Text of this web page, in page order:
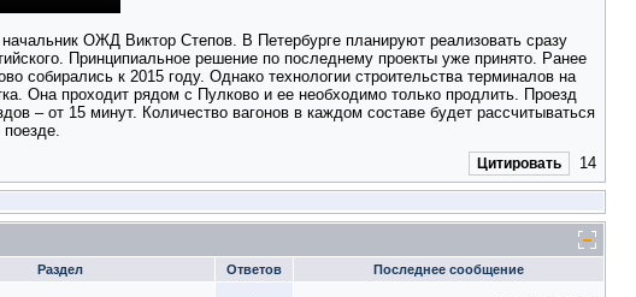
ОЖД Виктор Степов. В Петербурге планируют реализовать сразу
Принципиальное решение по последнему проекты уже принято. Ранее
собирались к 2015 году. Однако технологии строительства терминалов на
Она проходит рядом с Пулково и ее необходимо только продлить. Проезд
– от 15 минут. Количество вагонов в каждом составе будет рассчитываться
Цитировать 14
Раздел Ответов Последнее сообщение